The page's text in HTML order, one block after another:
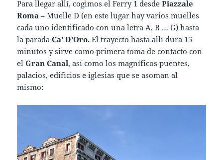
Para llegar allí, cogimos el Ferry 1 desdePiazzale
Roma – Muelle D (en este lugar hay varios muelles
cada uno identificado con una letra A, B … G) hasta
la paradaCa’ D’Oro.El trayecto hasta allí dura 15
minutos y sirve como primera toma de contacto con
elGran Canal, así como los magníficos puentes,
palacios, edificios e iglesias que se asoman al
mismo: